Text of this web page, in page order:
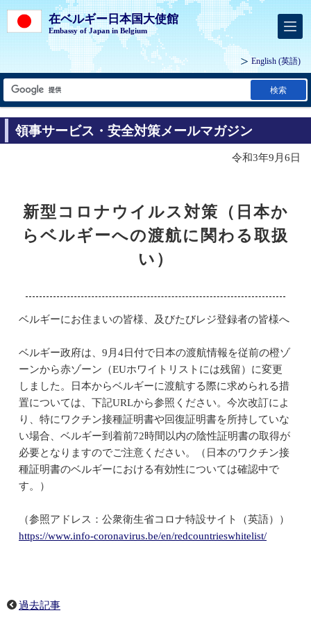
在ベルギー日本国大使館
Embassy of Japan in Belgium
English (英語)
検索
領事サービス・安全対策メールマガジン
令和3年9月6日
新型コロナウイルス対策（日本か
らベルギーへの渡航に関わる取扱
い）
ベルギーにお住まいの皆様、及びたびレジ登録者の皆様へ
ベルギー政府は、9月4日付で日本の渡航情報を従前の橙ゾ
ーンから赤ゾーン（EUホワイトリストには残留）に変更
しました。日本からベルギーに渡航する際に求められる措
置については、下記URLから参照ください。今次改訂によ
り、特にワクチン接種証明書や回復証明書を所持していな
い場合、ベルギー到着前72時間以内の陰性証明書の取得が
必要となりますのでご注意ください。（日本のワクチン接
種証明書のベルギーにおける有効性については確認中で
す。）
（参照アドレス：公衆衛生省コロナ特設サイト（英語））
https://www.info-coronavirus.be/en/redcountrieswhitelist/
過去記事